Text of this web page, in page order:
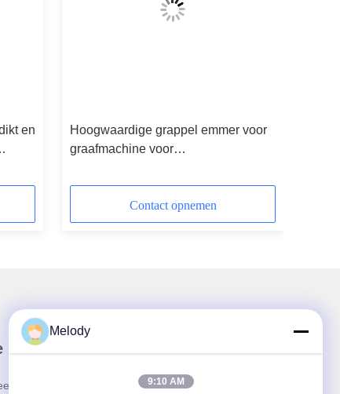
en
Hoogwaardige grappel emmer voor
graafmachine voor
Contact opnemen
Nieuwsbrief
u op onze nieuwsbrief voor kortingen en
Melody
9:10 AM